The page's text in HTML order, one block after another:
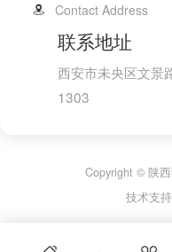
Contact Address
联系地址
西安市未央区文景
1303
Copyright © 陕
技术支持